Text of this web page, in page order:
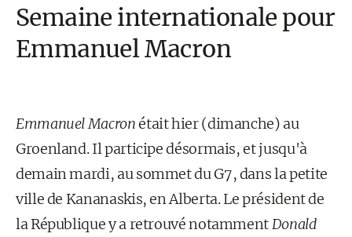
Semaine internationale pour
Emmanuel Macron
Emmanuel Macronétait hier (dimanche) au
Groenland. Il participe désormais, et jusqu'à
demain mardi, au sommet du G7, dans la petite
ville de Kananaskis, en Alberta. Le président de
la République y a retrouvé notammentDonald